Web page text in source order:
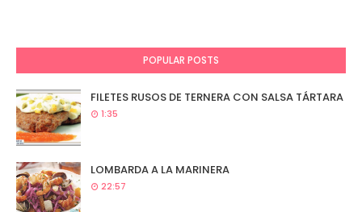
POPULAR POSTS
FILETES RUSOS DE TERNERA CON SALSA TÁRTARA
1:35
LOMBARDA A LA MARINERA
22:57